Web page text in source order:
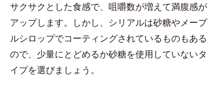
サクサクとした食感で、咀嚼数が増えて満腹感が
アップします。しかし、シリアルは砂糖やメープ
ルシロップでコーティングされているものもある
ので、少量にとどめるか砂糖を使用していないタ
イプを選びましょう。